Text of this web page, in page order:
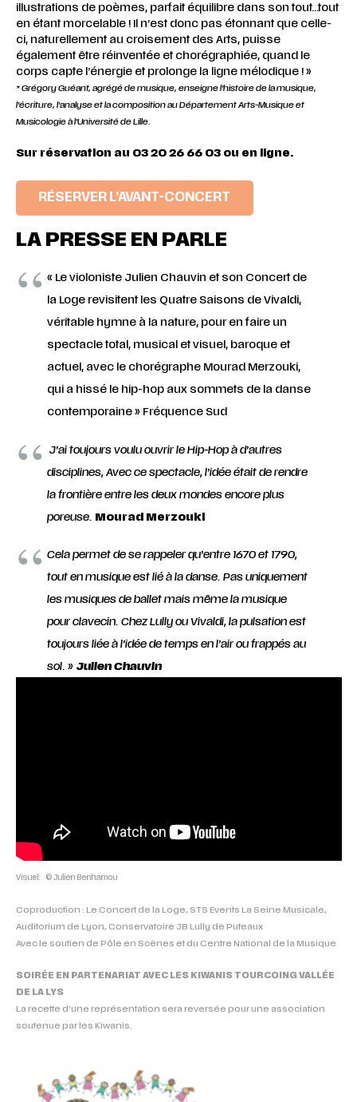
illustrations de poèmes, parfait équilibre dans son tout…tout
en étant morcelable ! Il n’est donc pas étonnant que celle-
ci, naturellement au croisement des Arts, puisse
également être réinventée et chorégraphiée, quand le
corps capte l’énergie et prolonge la ligne mélodique ! »
* Grégory Guéant, agrégé de musique, enseigne l’histoire de la musique,
l’écriture, l’analyse et la composition au Département Arts-Musique et
Musicologie à l’Université de Lille.
Sur réservation au 03 20 26 66 03 ou en ligne.
RÉSERVER L’AVANT-CONCERT
LA PRESSE EN PARLE
« Le violoniste Julien Chauvin et son Concert de
la Loge revisitent les Quatre Saisons de Vivaldi,
véritable hymne à la nature, pour en faire un
spectacle total, musical et visuel, baroque et
actuel, avec le chorégraphe Mourad Merzouki,
qui a hissé le hip-hop aux sommets de la danse
contemporaine » Fréquence Sud
J’ai toujours voulu ouvrir le Hip-Hop à d’autres
disciplines, Avec ce spectacle, l’idée était de rendre
la frontière entre les deux mondes encore plus
poreuse. Mourad Merzouki
Cela permet de se rappeler qu’entre 1670 et 1790,
tout en musique est lié à la danse. Pas uniquement
les musiques de ballet mais même la musique
pour clavecin. Chez Lully ou Vivaldi, la pulsation est
toujours liée à l’idée de temps en l’air ou frappés au
sol. » Julien Chauvin
Visuel: © Julien Benhamou
Coproduction : Le Concert de la Loge, STS Events La Seine Musicale,
Auditorium de Lyon, Conservatoire JB Lully de Puteaux
Avec le soutien de Pôle en Scènes et du Centre National de la Musique
SOIRÉE EN PARTENARIAT AVEC LES KIWANIS TOURCOING VALLÉE
DE LA LYS
La recette d’une représentation sera reversée pour une association
soutenue par les Kiwanis.